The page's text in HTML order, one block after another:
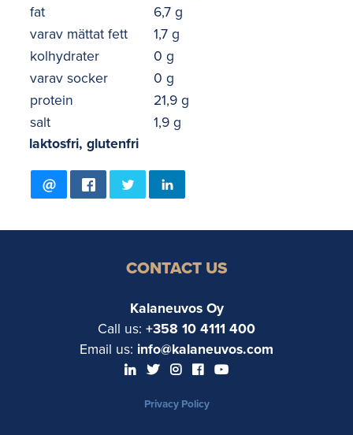
fat
6,7 g
varav mättat fett
1,7 g
kolhydrater
0 g
varav socker
0 g
protein
21,9 g
salt
1,9 g
laktosfri, glutenfri
CONTACT US
Kalaneuvos Oy
Call us: +358 10 4111 400
Email us: info@kalaneuvos.com
Privacy Policy